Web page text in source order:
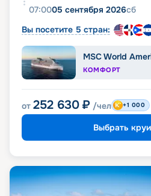
07:0005 сентября 2026сб
Вы посетите 5 стран:
MSC World
КОМФОРТ
от 252 630 ₽ /чел +1 000
Выбрать